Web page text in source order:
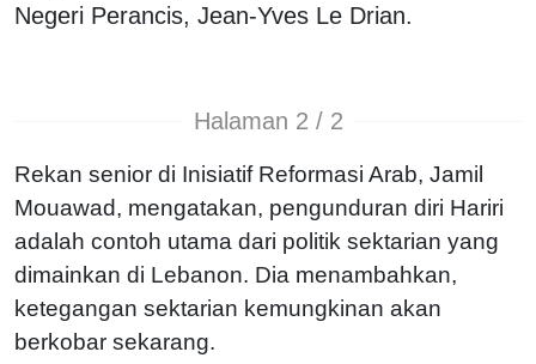
Negeri Perancis, Jean-Yves Le Drian.
Halaman 2 / 2
Rekan senior di Inisiatif Reformasi Arab, Jamil
Mouawad, mengatakan, pengunduran diri Hariri
adalah contoh utama dari politik sektarian yang
dimainkan di Lebanon. Dia menambahkan,
ketegangan sektarian kemungkinan akan
berkobar sekarang.